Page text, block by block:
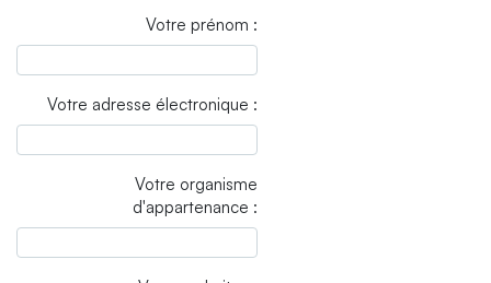
Votre prénom :
Votre adresse électronique :
Votre organisme
d'appartenance :